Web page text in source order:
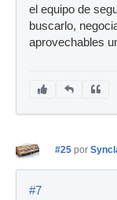
el equipo de
buscarlo,
aprovechables
#25 por
#7